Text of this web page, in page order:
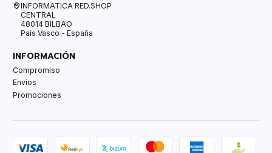
INFORMATICA RED.SHOP
CENTRAL
48014 BILBAO
País Vasco - España
INFORMACIÓN
Compromiso
Envíos
Promociones